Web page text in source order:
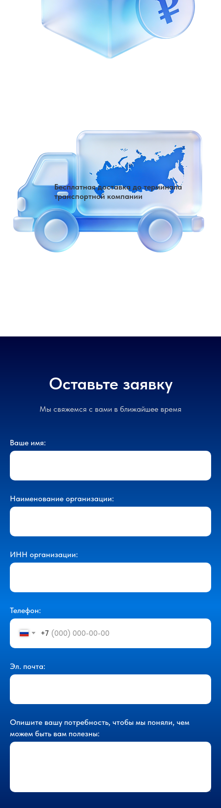
Бесплатная доставка до терминала
транспортной компании
Оставьте заявку
Мы свяжемся с вами в ближайшее время
Ваше имя:
Наименование организации:
ИНН организации:
Телефон:
+7
Эл. почта:
Опишите вашу потребность, чтобы мы поняли, чем
можем быть вам полезны: